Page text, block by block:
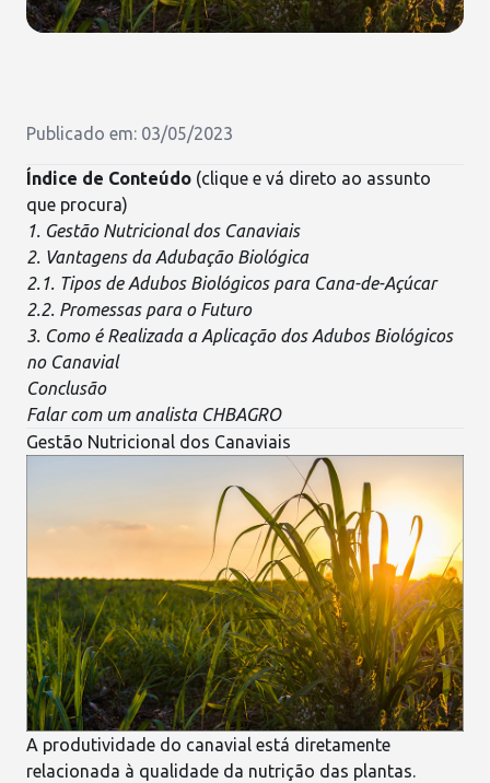
Publicado em: 03/05/2023
Índice de Conteúdo (clique e vá direto ao assunto
que procura)
1. Gestão Nutricional dos Canaviais
2. Vantagens da Adubação Biológica
2.1. Tipos de Adubos Biológicos para Cana-de-Açúcar
2.2. Promessas para o Futuro
3. Como é Realizada a Aplicação dos Adubos Biológicos
no Canavial
Conclusão
Falar com um analista CHBAGRO
Gestão Nutricional dos Canaviais
A produtividade do canavial está diretamente
relacionada à qualidade da nutrição das plantas.